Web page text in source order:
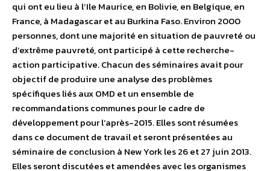
qui ont eu lieu à l’Ile Maurice, en Bolivie, en Belgique, en
France, à Madagascar et au Burkina Faso. Environ 2000
personnes, dont une majorité en situation de pauvreté ou
d’extrême pauvreté, ont participé à cette recherche-
action participative. Chacun des séminaires avait pour
objectif de produire une analyse des problèmes
spécifiques liés aux OMD et un ensemble de
recommandations communes pour le cadre de
développement pour l’après-2015. Elles sont résumées
dans ce document de travail et seront présentées au
séminaire de conclusion à New York les 26 et 27 juin 2013.
Elles seront discutées et amendées avec les organismes